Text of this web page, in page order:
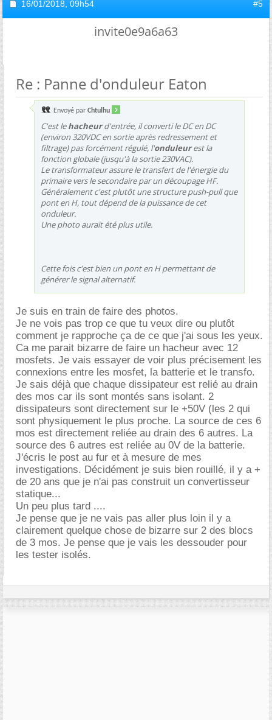
16/01/2018, 09h54 #5
invite0e9a6a63
Re : Panne d'onduleur Eaton
Envoyé par Chtulhu
C'est lehacheurd'entrée, il converti le DC en DC
(environ 320VDC en sortie après redressement et
filtrage) pas forcément régulé, l'onduleurest la
fonction globale (jusqu'à la sortie 230VAC).
Le transformateur assure le transfert de l'énergie du
primaire vers le secondaire par un découpage HF.
Généralement c'est plutôt une structure push-pull que
pont en H, tout dépend de la puissance de cet
onduleur.
Une photo aurait été plus utile.
Cette fois c'est bien un pont en H permettant de
générer le signal alternatif.
Je suis en train de faire des photos.
Je ne vois pas trop ce que tu veux dire ou plutôt
comment je rapproche ça de ce que j'ai sous les yeux.
Ca me parait bizarre de faire un hacheur avec 12
mosfets. Je vais essayer de voir plus précisement les
connexions entre les mosfet, la batterie et le transfo.
Je sais déjà que chaque dissipateur est relié au drain
des mos car ils sont montés sans isolant. 2
dissipateurs sont directement sur le +50V (les 2 qui
sont physiquement le plus proche. La source de ces 6
mos est directement reliée au drain des 6 autres. La
source des 6 autres est reliée au 0V de la batterie.
J'écris le post au fur et à mesure de mes
investigations. Décidément je suis bien rouillé, il y a +
de 20 ans que je n'ai pas construit un convertisseur
statique...
Un peu plus tard ....
Je pense que je ne vais pas aller plus loin il y a
clairement quelque chose de bizarre sur 2 des blocs
de 3 mos. Je pense que je vais les dessouder pour
les tester isolés.